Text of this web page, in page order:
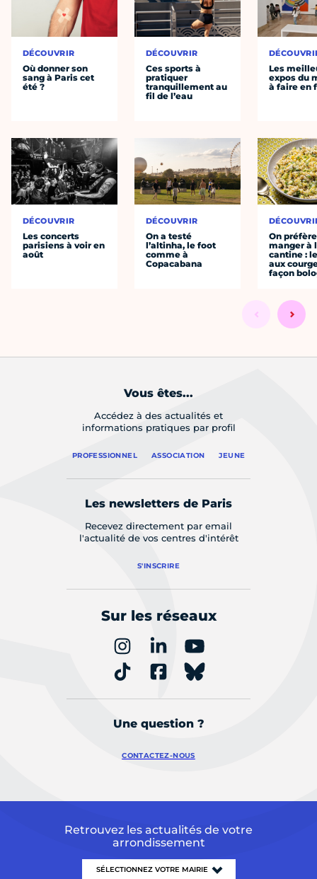
DÉCOUVRIR
Où donner son
sang à Paris cet
été ?
DÉCOUVRIR
Les concerts
parisiens à voir en
août
DÉCOUVRIR
Ces sports à
pratiquer
tranquillement au
fil de l’eau
DÉCOUVRIR
On a testé
l’altinha, le foot
comme à
Copacabana
Les
expos du
à faire en
On préfère
manger à
cantine :
aux
façon
Vous êtes...
Accédez à des actualités et
informations pratiques par profil
PROFESSIONNEL ASSOCIATION JEUNE
Les newsletters de Paris
Recevez directement par email
l'actualité de vos centres d'intérêt
S'INSCRIRE
Sur les réseaux
Une question ?
CONTACTEZ-NOUS
Retrouvez les actualités de votre
arrondissement